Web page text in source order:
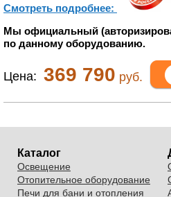
Смотреть подробнее:
Мы официальный
по данному оборудованию.
Цена: 369 790 руб.
Каталог
Освещение
Отопительное оборудование
Печи для бани и отопления